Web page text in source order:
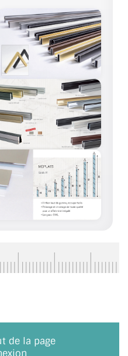
ET FIXATION DU
de la page